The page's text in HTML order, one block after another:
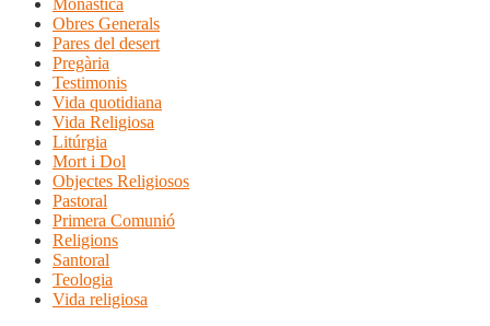
Monàstica
Obres Generals
Pares del desert
Pregària
Testimonis
Vida quotidiana
Vida Religiosa
Litúrgia
Mort i Dol
Objectes Religiosos
Pastoral
Primera Comunió
Religions
Santoral
Teologia
Vida religiosa